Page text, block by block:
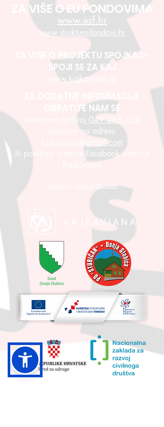
ZA VIŠE O EU FONDOVIMA
www.esf.hr
www.strukturnifondovi.hr
ZA VIŠE O PROJEKTU SPOJKAJ -
SPOJI SE ZA KAJ
www.kajkaviana.hr
ZA DODATNE INFORMACIJE
OBRATITE NAM SE
telefonom na broj 049 286 464
emailom na adresu
kajkaviana@gmail.com
ili porukom u inbox Facebook stranice
Kajkaviana
Izjava o pristupačnosti